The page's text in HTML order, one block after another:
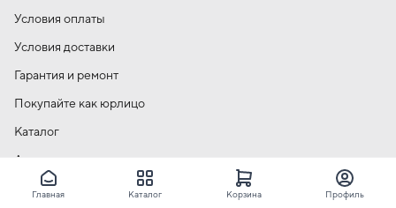
Условия оплаты
Условия доставки
Гарантия и ремонт
Покупайте как юрлицо
Каталог
Акции
Контакты
Главная Каталог Корзина Профиль